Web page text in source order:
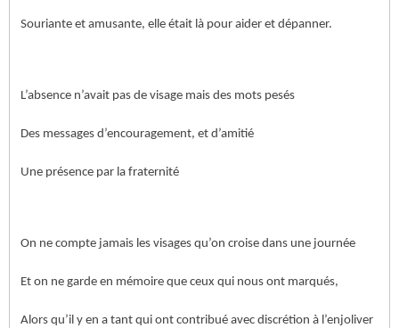
Souriante et amusante, elle était là pour aider et dépanner.
L’absence n’avait pas de visage mais des mots pesés
Des messages d’encouragement, et d’amitié
Une présence par la fraternité
On ne compte jamais les visages qu’on croise dans une journée
Et on ne garde en mémoire que ceux qui nous ont marqués,
Alors qu’il y en a tant qui ont contribué avec discrétion à l’enjoliver